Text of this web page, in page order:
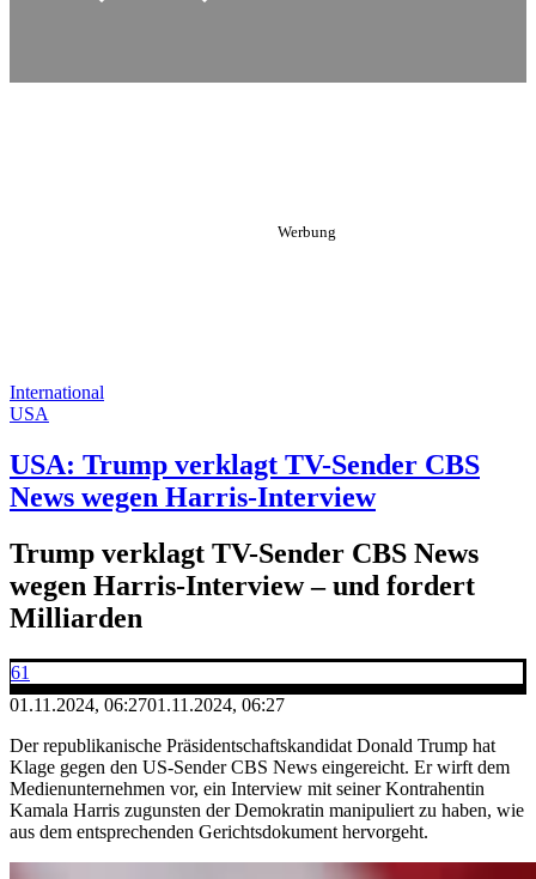
International
USA
USA: Trump verklagt TV-Sender CBS
News wegen Harris-Interview
Trump verklagt TV-Sender CBS News
wegen Harris-Interview – und fordert
Milliarden
61
01.11.2024, 06:2701.11.2024, 06:27
Der republikanische Präsidentschaftskandidat Donald Trump hat
Klage gegen den US-Sender CBS News eingereicht. Er wirft dem
Medienunternehmen vor, ein Interview mit seiner Kontrahentin
Kamala Harris zugunsten der Demokratin manipuliert zu haben, wie
aus dem entsprechenden Gerichtsdokument hervorgeht.